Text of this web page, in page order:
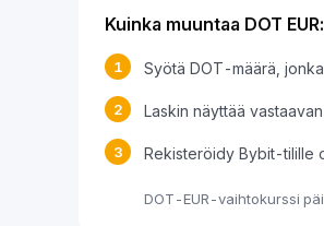
Kuinka muuntaa DOT
1 Syötä DOT-määrä,
2 Laskin näyttää
3 Rekisteröidy Bybit-tilille
DOT-EUR-vaihtokurssi